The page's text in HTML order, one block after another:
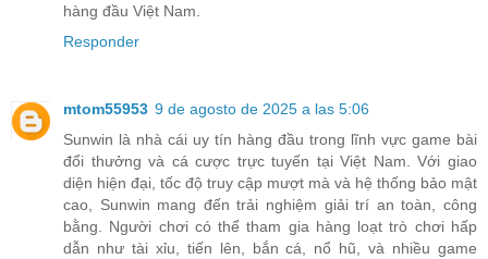
hàng đầu Việt Nam.
Responder
mtom55953 9 de agosto de 2025 a las 5:06
Sunwin là nhà cái uy tín hàng đầu trong lĩnh vực game bài
đổi thưởng và cá cược trực tuyến tại Việt Nam. Với giao
diện hiện đại, tốc độ truy cập mượt mà và hệ thống bảo mật
cao, Sunwin mang đến trải nghiệm giải trí an toàn, công
bằng. Người chơi có thể tham gia hàng loạt trò chơi hấp
dẫn như tài xỉu, tiến lên, bắn cá, nổ hũ, và nhiều game